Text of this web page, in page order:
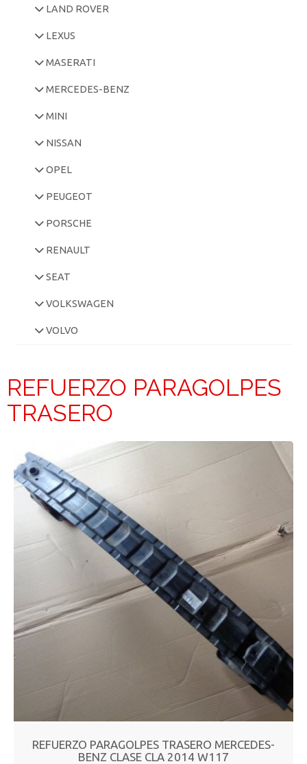
LAND ROVER
LEXUS
MASERATI
MERCEDES-BENZ
MINI
NISSAN
OPEL
PEUGEOT
PORSCHE
RENAULT
SEAT
VOLKSWAGEN
VOLVO
REFUERZO PARAGOLPES
TRASERO
REFUERZO PARAGOLPES TRASERO MERCEDES-
BENZ CLASE CLA 2014 W117